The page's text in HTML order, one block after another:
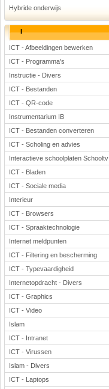
Hybride onderwijs
I
ICT - Afbeeldingen bewerken
ICT - Programma's
Instructie - Divers
ICT - Bestanden
ICT - QR-code
Instrumentarium IB
ICT - Bestanden converteren
ICT - Scholing en advies
Interactieve schoolplaten Schooltv
ICT - Bladen
ICT - Sociale media
Interieur
ICT - Browsers
ICT - Spraaktechnologie
Internet meldpunten
ICT - Filtering en bescherming
ICT - Typevaardigheid
Internetopdracht - Divers
ICT - Graphics
ICT - Video
Islam
ICT - Intranet
ICT - Virussen
Islam - Divers
ICT - Laptops